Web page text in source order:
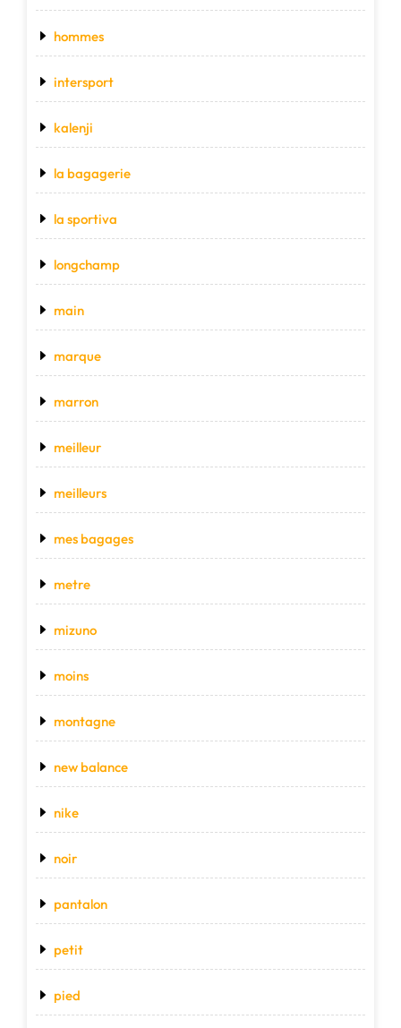
hommes
intersport
kalenji
la bagagerie
la sportiva
longchamp
main
marque
marron
meilleur
meilleurs
mes bagages
metre
mizuno
moins
montagne
new balance
nike
noir
pantalon
petit
pied